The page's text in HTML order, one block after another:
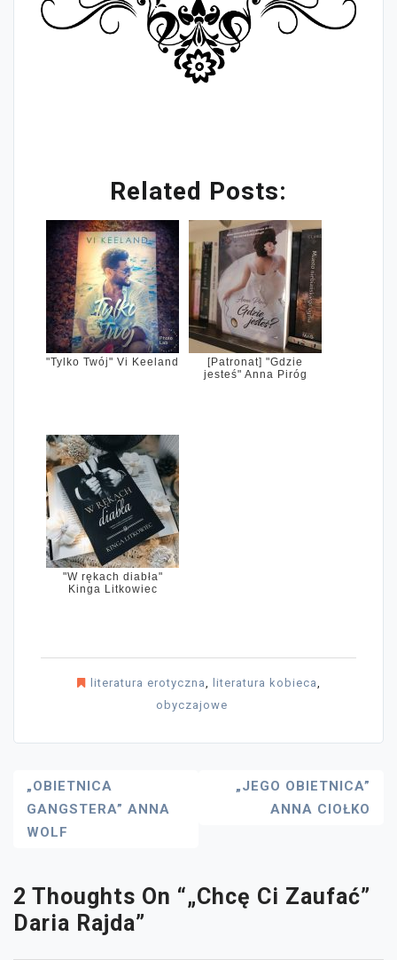
Related Posts:
"Tylko Twój" Vi Keeland
[Patronat] "Gdzie
jesteś" Anna Piróg
"W rękach diabła"
Kinga Litkowiec
literatura erotyczna literatura kobieca
obyczajowe
Nawigacja
Wpisu
„OBIETNICA
GANGSTERA” ANNA
WOLF
„JEGO OBIETNICA”
ANNA CIOŁKO
2 Thoughts On “„Chcę Ci Zaufać”
Daria Rajda”